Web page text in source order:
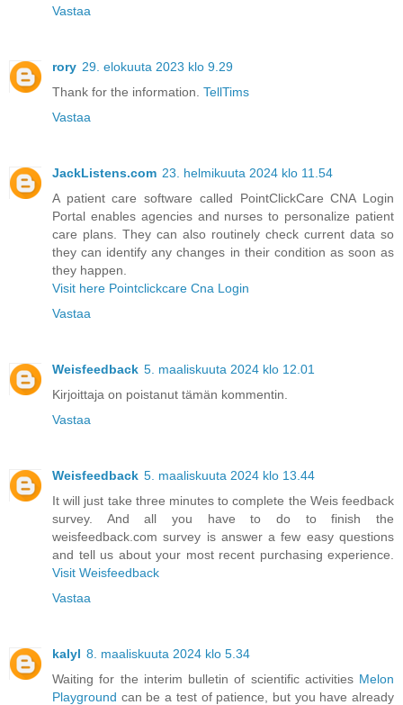
Vastaa
rory 29. elokuuta 2023 klo 9.29
Thank for the information. TellTims
Vastaa
JackListens.com 23. helmikuuta 2024 klo 11.54
A patient care software called PointClickCare CNA Login
Portal enables agencies and nurses to personalize patient
care plans. They can also routinely check current data so
they can identify any changes in their condition as soon as
they happen.
Visit here Pointclickcare Cna Login
Vastaa
Weisfeedback 5. maaliskuuta 2024 klo 12.01
Kirjoittaja on poistanut tämän kommentin.
Vastaa
Weisfeedback 5. maaliskuuta 2024 klo 13.44
It will just take three minutes to complete the Weis feedback
survey. And all you have to do to finish the
weisfeedback.com survey is answer a few easy questions
and tell us about your most recent purchasing experience.
Visit Weisfeedback
Vastaa
kalyl 8. maaliskuuta 2024 klo 5.34
Waiting for the interim bulletin of scientific activities Melon
Playground can be a test of patience, but you have already